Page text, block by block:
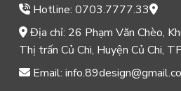
Hotline: 0703.7777.33
Địa chỉ: 26 Phạm Văn Chèo,
Thị trấn Củ Chi, Huyện Củ Chi,
Email: